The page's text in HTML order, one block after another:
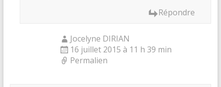
Répondre
Jocelyne DIRIAN
16 juillet 2015 à 11 h 39 min
Permalien